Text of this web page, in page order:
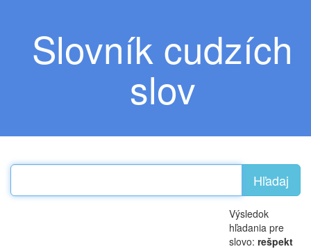
Slovník cudzích
slov
Hľadaj
Výsledok
hľadania pre
slovo: rešpekt